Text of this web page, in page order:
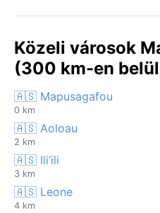
Közeli városok
(300 km-en
🇦🇸 Mapusagafou
0 km
🇦🇸 Aoloau
2 km
🇦🇸 Ili‘ili
3 km
🇦🇸 Leone
4 km